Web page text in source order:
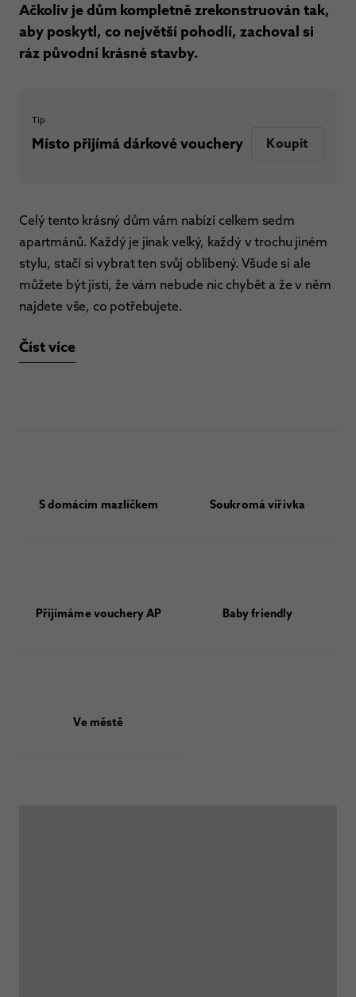
Ačkoliv je dům kompletně zrekonstruován tak,
aby poskytl, co největší pohodlí, zachoval si
ráz původní krásné stavby.
Tip
Místo přijímá dárkové vouchery Koupit
Celý tento krásný dům vám nabízí celkem sedm
apartmánů. Každý je jinak velký, každý v trochu jiném
stylu, stačí si vybrat ten svůj oblíbený. Všude si ale
můžete být jisti, že vám nebude nic chybět a že v něm
najdete vše, co potřebujete.
Číst více
S domácím mazlíčkem Soukromá vířivka
Přijímáme vouchery AP Baby friendly
Ve městě